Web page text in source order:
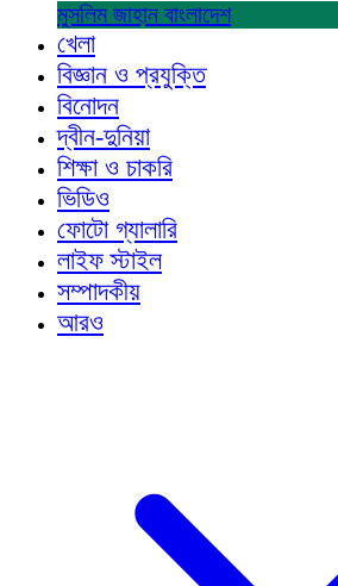
মুসলিম জাহান বাংলাদেশ
খেলা
বিজ্ঞান ও প্রযুক্তি
বিনোদন
দ্বীন-দুনিয়া
শিক্ষা ও চাকরি
ভিডিও
ফোটো গ্যালারি
লাইফ স্টাইল
সম্পাদকীয়
আরও